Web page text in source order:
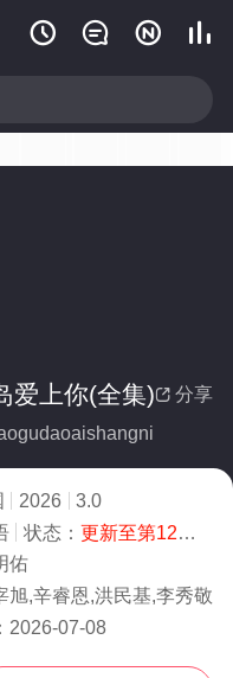
   
 分享
爱上你(全集)
2026
3.0
状态： 更新至第12集
佑
旭,辛睿恩,洪民基,李秀敬
2026-07-08